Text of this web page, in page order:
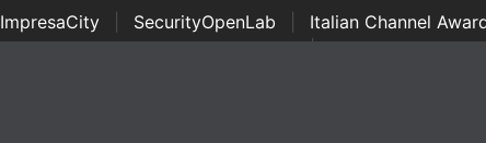
ImpresaCity SecurityOpenLab Italian Channel
Awards | ...